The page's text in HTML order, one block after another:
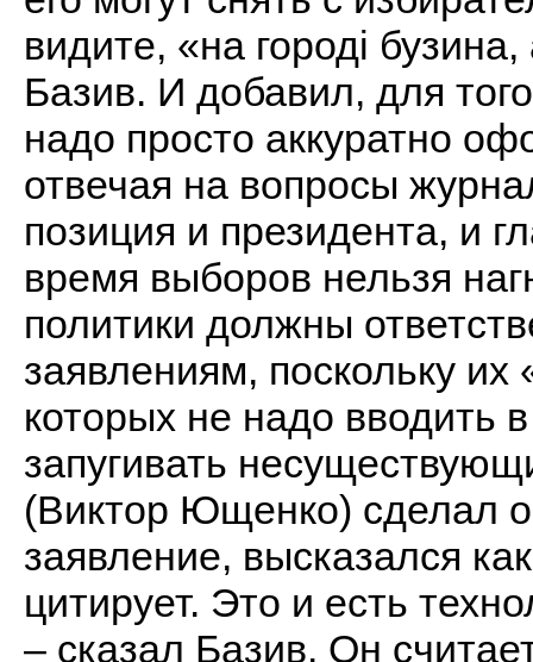
видите, «на городі
Базив. И добавил, для
надо просто аккуратно
отвечая на вопросы
позиция и президента, и
время выборов нельзя
политики должны
заявлениям, поскольку
которых не надо вводить
запугивать
(Виктор Ющенко) сделал
заявление, высказался
цитирует. Это и есть
– сказал Базив. Он